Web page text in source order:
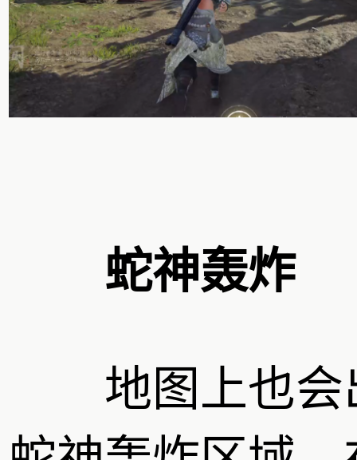
蛇神轰炸
地图上也会